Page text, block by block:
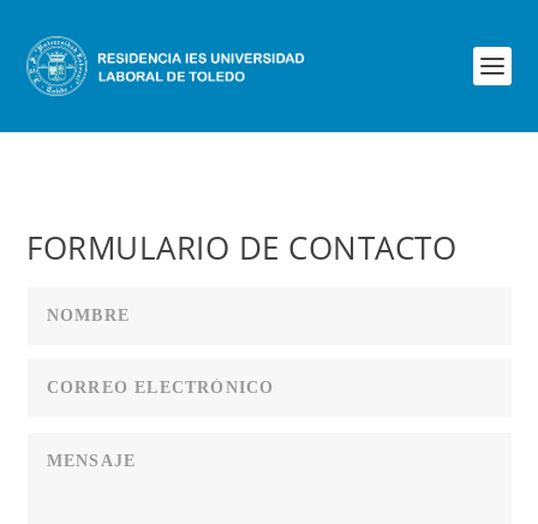
FORMULARIO DE CONTACTO